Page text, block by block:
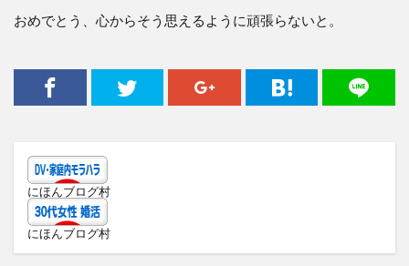
おめでとう、心からそう思えるように頑張らないと。
にほんブログ村
にほんブログ村